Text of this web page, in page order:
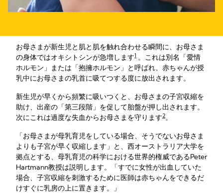
お母さまが新生児と肌と肌を触れ合わせる瞬間に、お母さま
の身体ではオキシトシンが急増します1 。これは別名「愛情
ホルモン」または「抱擁ホルモン」と呼ばれ、赤ちゃんが授
乳中にお母さまの乳首に吸てつする度に放出されます。
新生児が早くから頻繁に吸いつくと、お母さまの子宮収縮を
助け、出産の「第三段階」を促して胎盤が押し出されます。
次にこれは過度な失血からお母さまを守ります2。
「お母さまが母乳育児をしている場合、そうでないお母さま
よりも子宮が早く収縮します」と、西オーストラリア大学を
拠点とする、母乳育児の科学における世界的権威であるPeter
Hartmann教授は説明します。「すでに女性が出血していた
場合、子宮収縮を刺激するために医師は赤ちゃんをできるだ
けすぐに乳房の上に置きます。」